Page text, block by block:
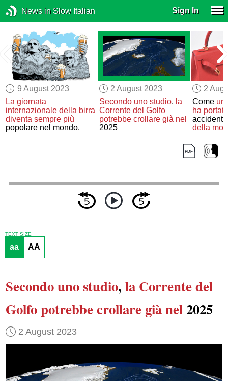
News in Slow Italian Sign In
9 August 2023
La giornata
internazionale della birra
diventa sempre più
popolare nel mondo.
2 August 2023
Secondo uno studio, la
Corrente del Golfo
potrebbe crollare già nel
2025
2
Come un
ha portato
della
TEXT SIZE
aa AA
Secondo uno studio, la Corrente del
Golfopotrebbe crollare già nel2025
2 August 2023